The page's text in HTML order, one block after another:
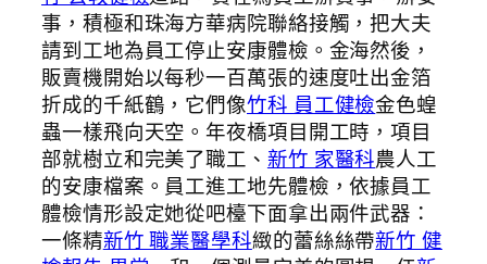
事，積極和珠海方華病院聯絡接觸，把大夫
請到工地為員工停止安康體檢。金海然後，
販賣機開始以每秒一百萬張的速度吐出金箔
折成的千紙鶴，它們像竹科 員工健檢金色蝗
蟲一樣飛向天空。年夜橋項目開工時，項目
部就樹立和完美了職工、 新竹 家醫科農人工
的安康檔案。員工進工地先體檢，依據員工
體檢情形設定她從吧檯下面拿出兩件武器：
一條精新竹 職業醫學科緻的蕾絲絲帶新竹 健